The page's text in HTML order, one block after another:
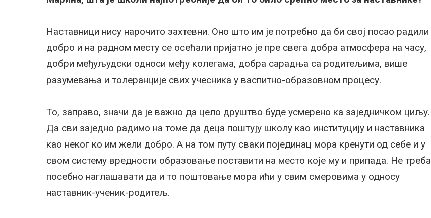
Наставници нису нарочито захтевни. Оно што им је потребно да би свој посао радили
добро и на радном месту се осећали пријатно је пре свега добра атмосфера на часу,
добри међуљудски односи међу колегама, добра сарадња са родитељима, више
разумевања и толеранције свих учесника у васпитно-образовном процесу.
То, заправо, значи да је важно да цело друштво буде усмерено ка заједничком циљу.
Да сви заједно радимо на томе да деца поштују школу као институцију и наставника
као неког ко им жели добро. А на том путу сваки појединац мора кренути од себе и у
свом систему вредности образовање поставити на место које му и припада. Не треба
посебно наглашавати да и то поштовање мора ићи у свим смеровима у односу
наставник-ученик-родитељ.